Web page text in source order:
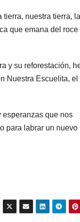
nuestra tierra, la
que emana del roce
y su reforestación,
Nuestra Escuelita, el
esperanzas que nos
para labrar un nuevo